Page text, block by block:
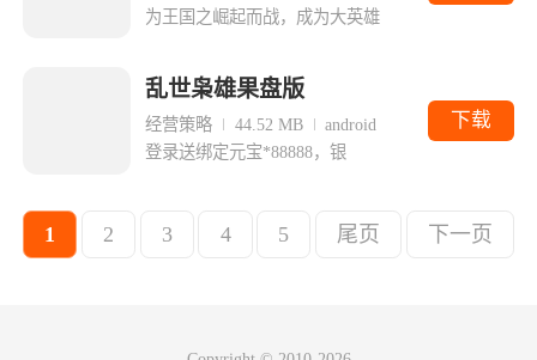
为王国之崛起而战，成为大英雄
乱世枭雄果盘版
经营策略 44.52 MB
android
登录送绑定元宝*88888，银
下载
1 2 3 4 5 尾页 下一页